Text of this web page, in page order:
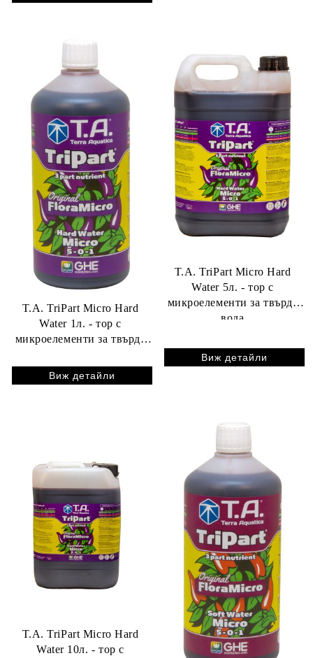
T.A. TriPart Micro Hard
Water 1л. - тор с
микроелементи за твърда
Виж детайли
T.A. TriPart Micro Hard
Water 5л. - тор с
микроелементи за твърда
вода
Виж детайли
T.A. TriPart Micro Hard
Water 10л. - тор с